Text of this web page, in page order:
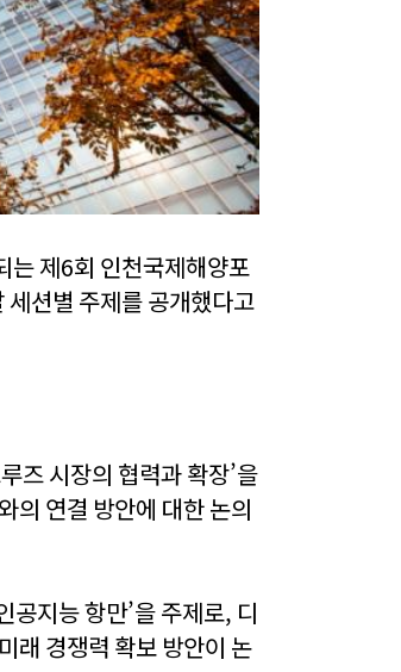
는 제6회 인천국제해양포
별 주제를 공개했다고
즈 시장의 협력과 확장’을
의 연결 방안에 대한 논의
지능 항만’을 주제로, 디
래 경쟁력 확보 방안이 논